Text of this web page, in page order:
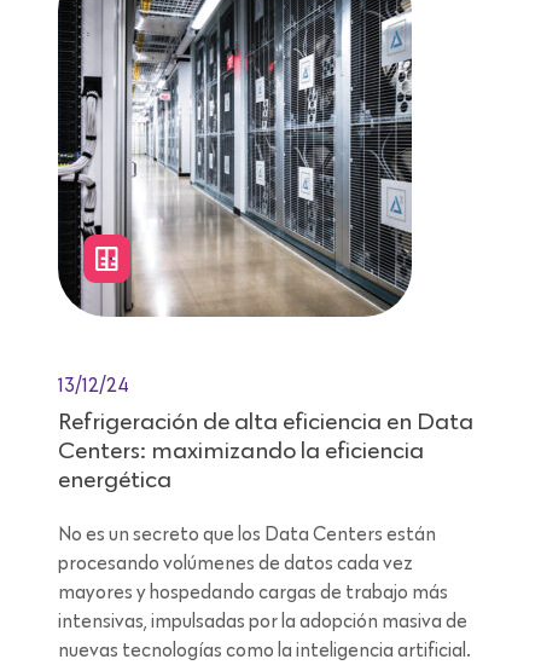
13/12/24
Refrigeración de alta eficiencia en Data
Centers: maximizando la eficiencia
energética
No es un secreto que los Data Centers están
procesando volúmenes de datos cada vez
mayores y hospedando cargas de trabajo más
intensivas, impulsadas por la adopción masiva de
nuevas tecnologías como la inteligencia artificial.